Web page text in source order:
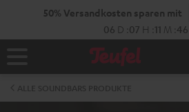
50% Versandkosten sparen mit
06 D 07 H 11 M 45
Startseite